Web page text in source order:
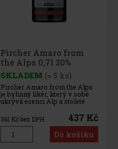
Horvath's čoko-
třešňový krémový
likér 15% 0,7 l
SKLADEM (> 5 ks)
Horvath's Čokoládovo-
třešňový krémový likér je
jemný krémový likér, který
spojuje lahodnou čokoládu s
ovocným tónem třešní.
Výsledkem je sladký, hebký a
příjemně dezertní nápoj, který
potěší všechny milovníky
krémových likérů a
217Kč bez DPH 262 Kč
Do košíku